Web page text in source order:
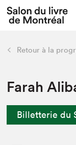
Tout sur
Actualités
Vidéos et
retour
Édition 2022
Liens pratiques
Retour à la
Farah
Billetterie du